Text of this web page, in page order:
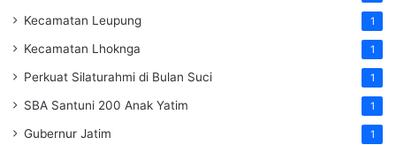
Kecamatan Leupung 1
Kecamatan Lhoknga 1
Perkuat Silaturahmi di Bulan Suci 1
SBA Santuni 200 Anak Yatim 1
Gubernur Jatim 1